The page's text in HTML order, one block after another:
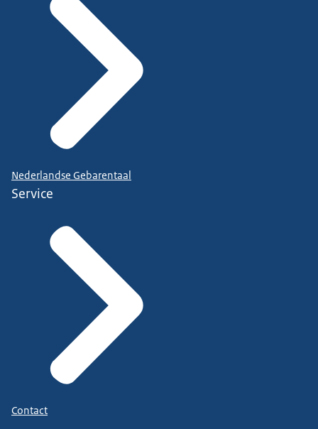
Nederlandse Gebarentaal
Service
Contact